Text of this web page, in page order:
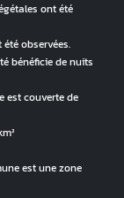
ont été
observées.
bénéficie de nuits
est couverte de
est une zone